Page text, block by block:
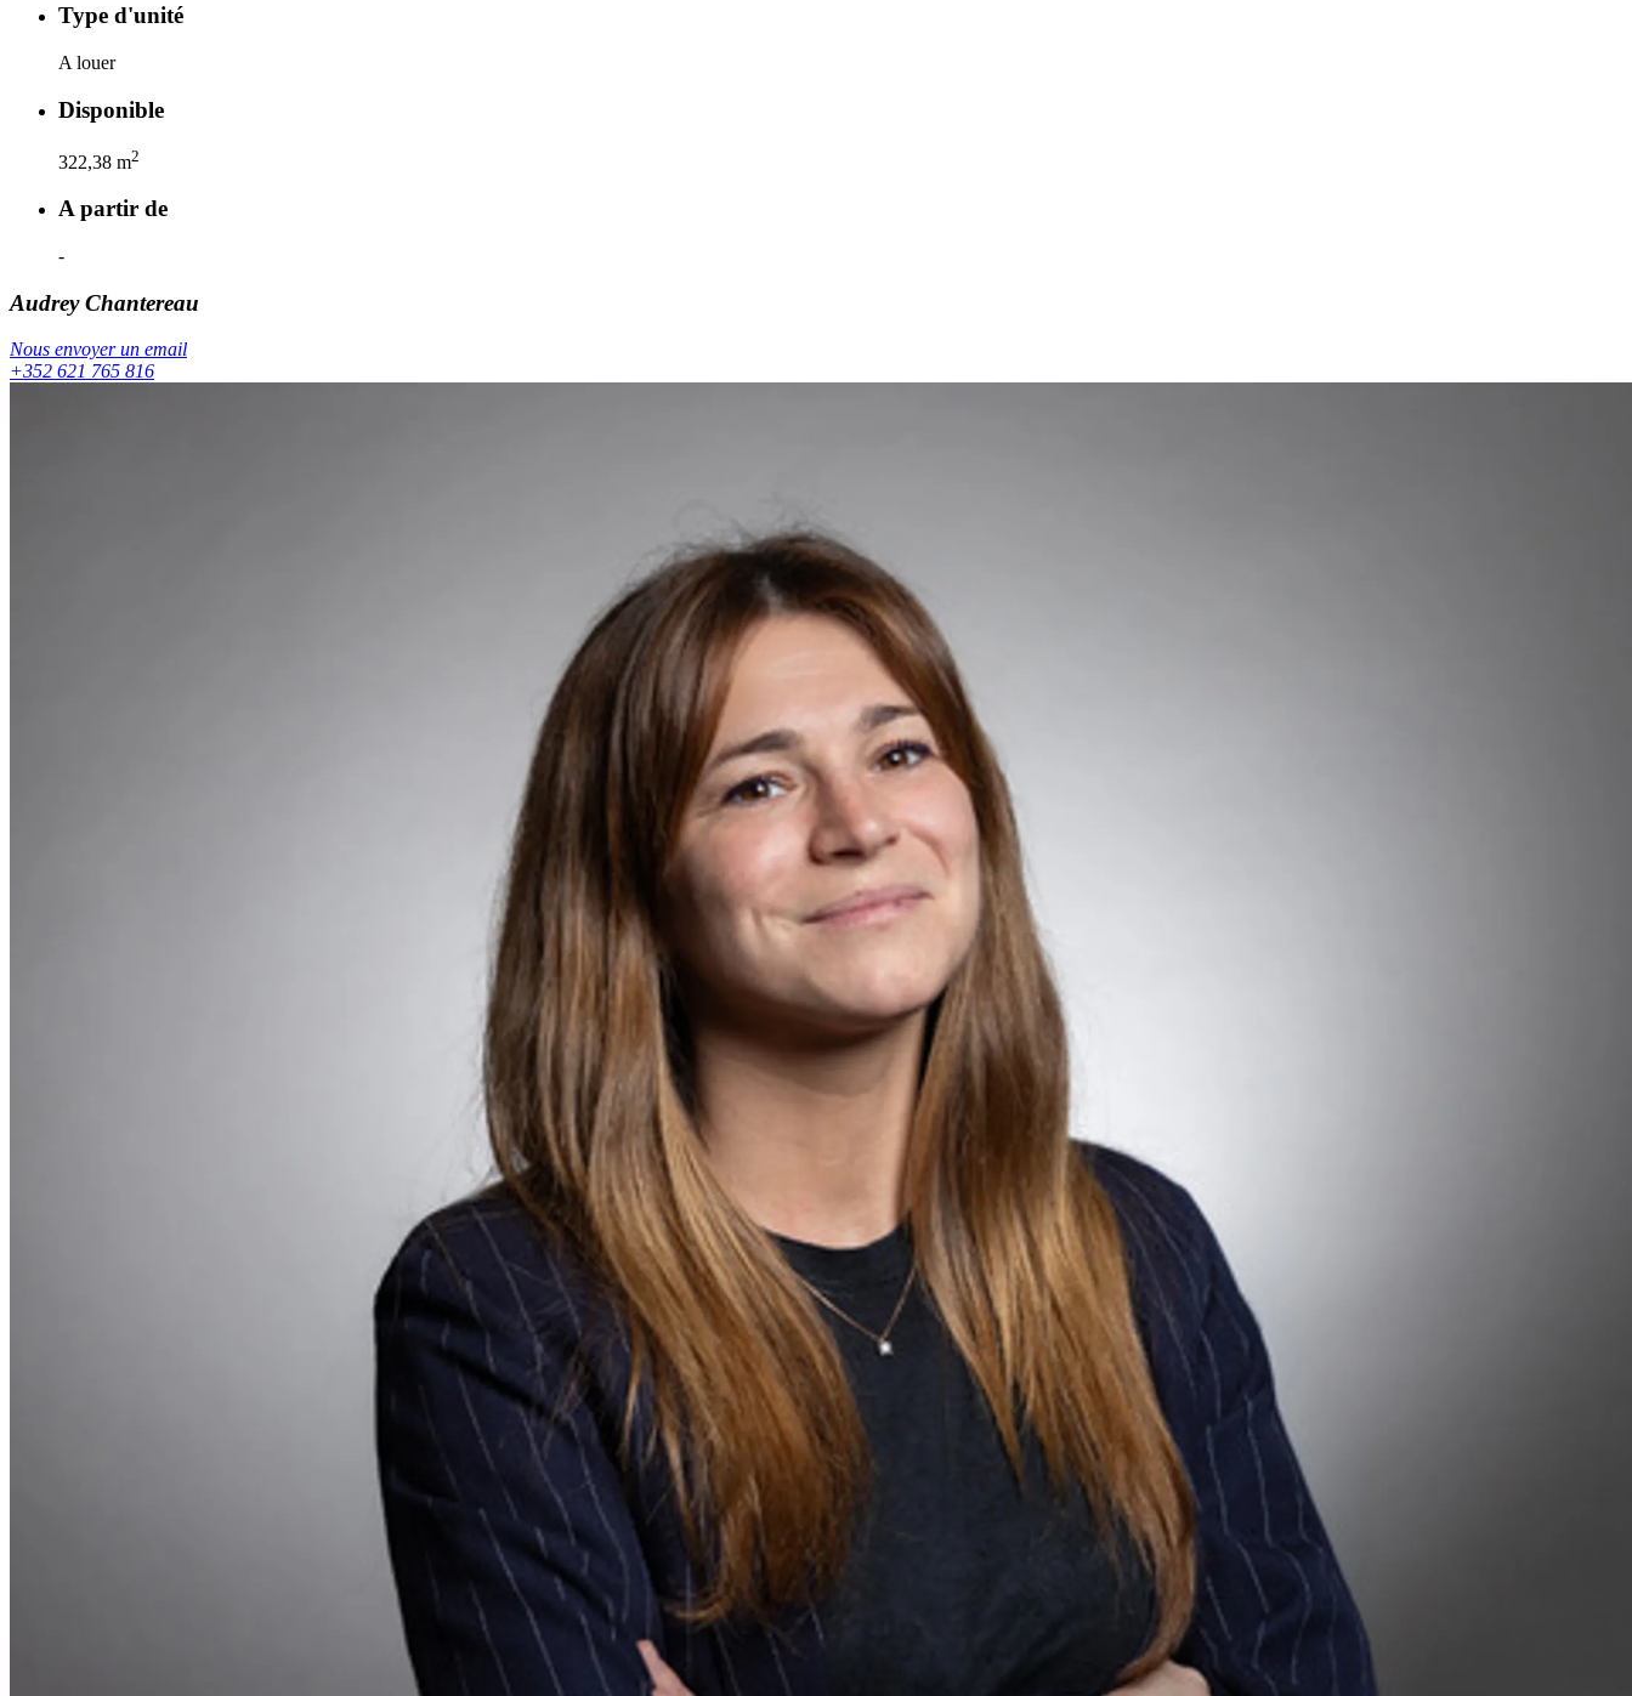
Type d'unité
A louer
Disponible
322,38 m2
A partir de
-
Audrey Chantereau
Nous envoyer un email
+352 621 765 816